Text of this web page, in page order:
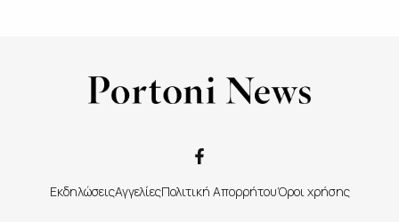
ΕκδηλώσειςΑγγελίεςΠολιτική ΑπορρήτουΌροι χρήσης